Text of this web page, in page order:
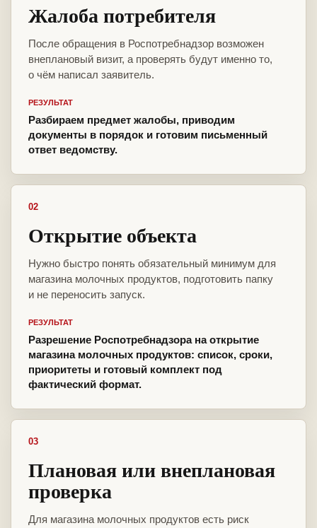
Жалоба потребителя
После обращения в Роспотребнадзор возможен
внеплановый визит, а проверять будут именно то,
о чём написал заявитель.
РЕЗУЛЬТАТ
Разбираем предмет жалобы, приводим
документы в порядок и готовим письменный
ответ ведомству.
02
Открытие объекта
Нужно быстро понять обязательный минимум для
магазина молочных продуктов, подготовить папку
и не переносить запуск.
РЕЗУЛЬТАТ
Разрешение Роспотребнадзора на открытие
магазина молочных продуктов: список, сроки,
приоритеты и готовый комплект под
фактический формат.
03
Плановая или внеплановая
проверка
Для магазина молочных продуктов есть риск